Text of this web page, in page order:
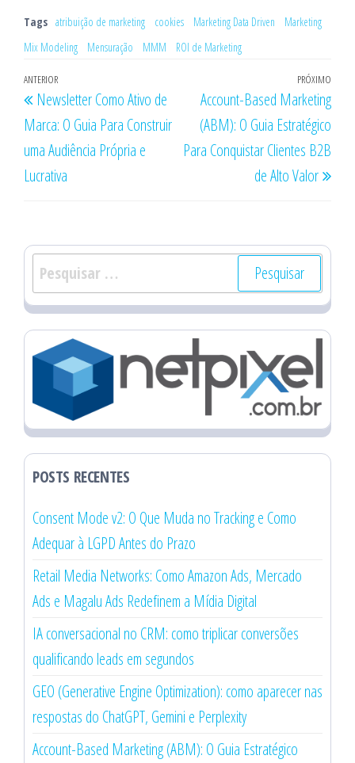
Tags atribuição de marketing cookies Marketing Data Driven
Marketing
Mix Modeling
Mensuração MMM ROI de Marketing
Navegação
de
Post
Post
anterior
ANTERIOR
Newsletter Como Ativo de
Marca: O Guia Para Construir
uma Audiência Própria e
Lucrativa
post
PRÓXIMO
Account-Based Marketing
(ABM): O Guia Estratégico
Para Conquistar Clientes B2B
de Alto Valor
Pesquisar
por:
POSTS RECENTES
Consent Mode v2: O Que Muda no Tracking e Como
Adequar à LGPD Antes do Prazo
Retail Media Networks: Como Amazon Ads, Mercado
Ads e Magalu Ads Redefinem a Mídia Digital
IA conversacional no CRM: como triplicar conversões
qualificando leads em segundos
GEO (Generative Engine Optimization): como aparecer nas
respostas do ChatGPT, Gemini e Perplexity
Account-Based Marketing (ABM): O Guia Estratégico